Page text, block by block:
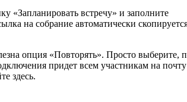
«Запланировать встречу» и заполните
на собрание автоматически
опция «Повторять». Просто выберите,
придет всем участникам на
здесь.